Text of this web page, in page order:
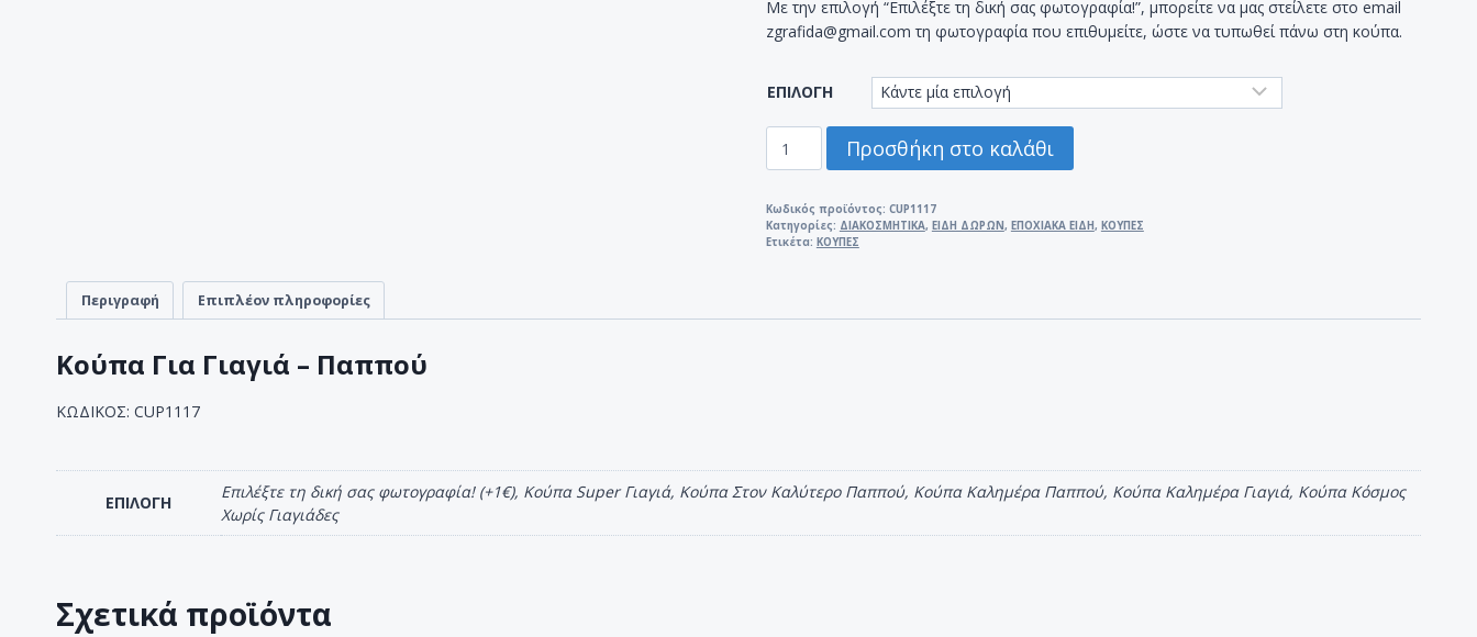
Με την επιλογή “Επιλέξτε τη δική σας φωτογραφία!”, μπορείτε να μας στείλετε στο email
zgrafida@gmail.com τη φωτογραφία που επιθυμείτε, ώστε να τυπωθεί πάνω στη κούπα.
ΕΠΙΛΟΓΗ
ΓΙΑ
-
ΠΑΠΠΟΥ
Προσθήκη στο καλάθι
Κωδικός προϊόντος: CUP1117
Κατηγορίες: ΔΙΑΚΟΣΜΗΤΙΚΑ, ΕΙΔΗ ΔΩΡΩΝ, ΕΠΟΧΙΑΚΑ ΕΙΔΗ, ΚΟΥΠΕΣ
Ετικέτα: ΚΟΥΠΕΣ
Περιγραφή Επιπλέον πληροφορίες
Κούπα Για Γιαγιά – Παππού
ΚΩΔΙΚΟΣ: CUP1117
ΕΠΙΛΟΓΗ
Επιλέξτε τη δική σας φωτογραφία! (+1€), Κούπα Super Γιαγιά, Κούπα Στον Καλύτερο Παππού, Κούπα Καλημέρα Παππού, Κούπα Καλημέρα Γιαγιά, Κούπα Κόσμος
Χωρίς Γιαγιάδες
Σχετικά προϊόντα